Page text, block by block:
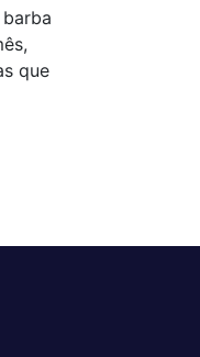
que